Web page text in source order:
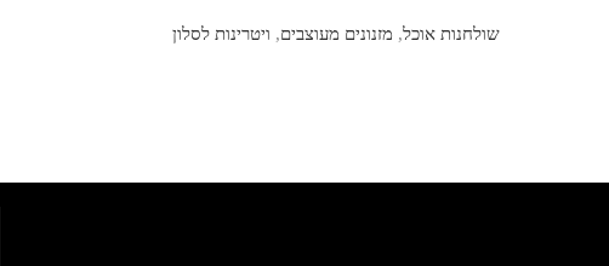
שולחנות אוכל, מזנונים מעוצבים, ויטרינות לסלון